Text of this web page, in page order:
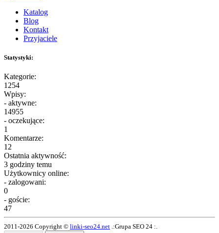
Katalog
Blog
Kontakt
Przyjaciele
Statystyki:
Kategorie:
1254
Wpisy:
- aktywne:
14955
- oczekujące:
1
Komentarze:
12
Ostatnia aktywność:
3 godziny temu
Użytkownicy online:
- zalogowani:
0
- goście:
47
2011-2026 Copyright © linki-seo24.net .:Grupa SEO 24 :.